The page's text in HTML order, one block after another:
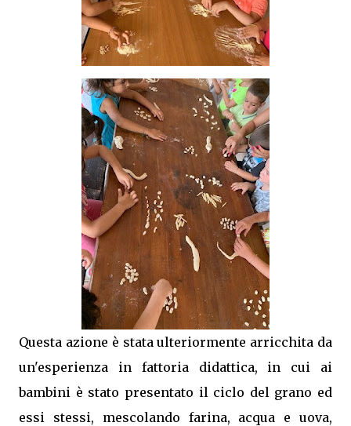
Questa azione è stata ulteriormente arricchita da
un'esperienza in fattoria didattica, in cui ai
bambini è stato presentato il ciclo del grano ed
essi stessi, mescolando farina, acqua e uova,